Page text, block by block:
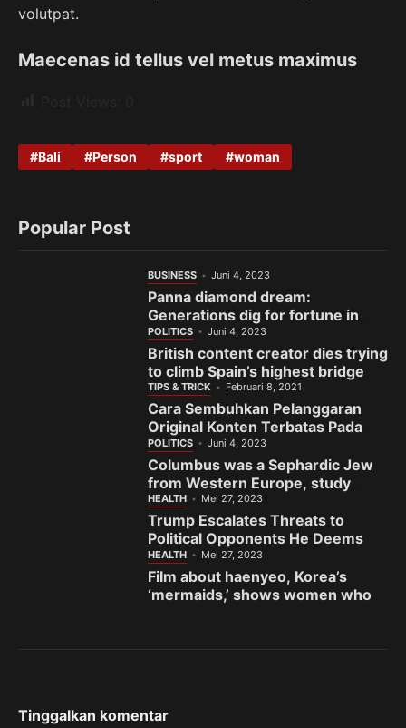
volutpat.
Maecenas id tellus vel metus maximus
Bali Person sport woman
Popular Post
BUSINESS Juni 4, 2023
Panna diamond dream:
Generations dig for fortune in
India’s gem town
POLITICS Juni 4, 2023
British content creator dies trying
to climb Spain’s highest bridge
TIPS & TRICK Februari 8, 2021
Cara Sembuhkan Pelanggaran
Original Konten Terbatas Pada
Fanspage Facebook
POLITICS Juni 4, 2023
Columbus was a Sephardic Jew
from Western Europe, study
finds
HEALTH Mei 27, 2023
Trump Escalates Threats to
Political Opponents He Deems
the ‘Enemy’
HEALTH Mei 27, 2023
Film about haenyeo, Korea’s
‘mermaids,’ shows women who
Tinggalkan komentar